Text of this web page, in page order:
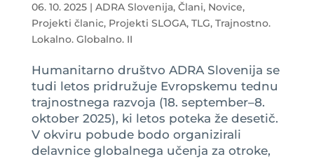
06. 10. 2025| ADRA Slovenija, Člani, Novice,
Projekti članic, Projekti SLOGA, TLG, Trajnostno.
Lokalno. Globalno. II
Humanitarno društvo ADRA Slovenija se
tudi letos pridružuje Evropskemu tednu
trajnostnega razvoja (18. september–8.
oktober 2025), ki letos poteka že desetič.
V okviru pobude bodo organizirali
delavnice globalnega učenja za otroke,